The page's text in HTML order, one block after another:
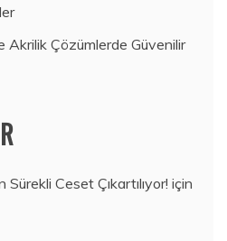
Akrilik Çözümlerde Güvenilir
Ceset Çıkartılıyor! için